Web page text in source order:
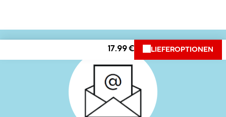
17.99 € LIEFEROPTIONEN